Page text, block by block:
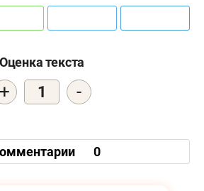
Оценка текста
+ 1 -
0